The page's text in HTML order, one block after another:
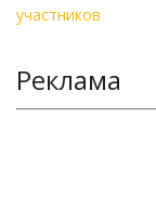
Реклама